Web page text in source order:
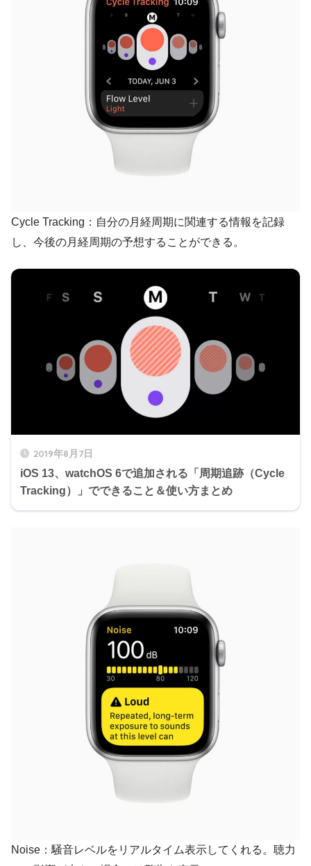
Cycle Tracking：自分の月経周期に関連する情報を記録
し、今後の月経周期の予想することができる。
2019年8月7日
iOS 13、watchOS 6で追加される「周期追跡（Cycle
Tracking）」でできること＆使い方まとめ
Noise：騒音レベルをリアルタイム表示してくれる。聴力